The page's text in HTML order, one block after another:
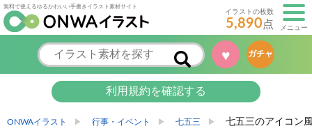
無料で使えるゆるかわいい手書きイラスト素材サイト
イラストの枚数
5,890点 メニュー
♥ ガチャ
利用規約を確認する
ONWAイラスト 行事・イベント 七五三 七五三のアイコン